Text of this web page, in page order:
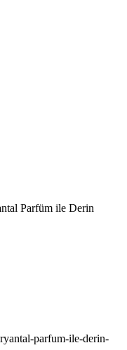
Parfüm ile Derin
parfum-ile-derin-